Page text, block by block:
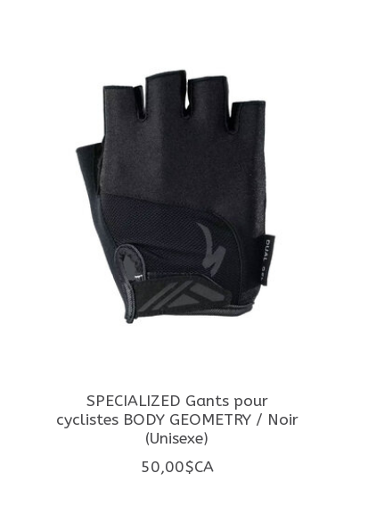
SPECIALIZED Gants pour
cyclistes BODY GEOMETRY / Noir
(Unisexe)
50,00$CA